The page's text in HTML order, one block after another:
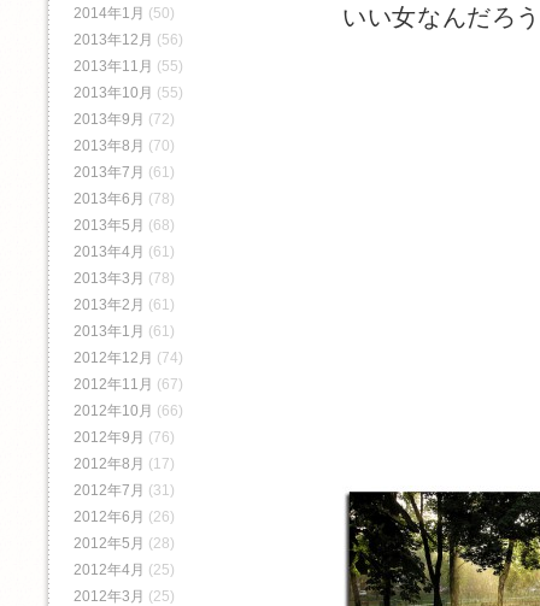
いい女なんだろ
2014年1月 (50)
2013年12月 (56)
2013年11月 (55)
2013年10月 (55)
2013年9月 (72)
2013年8月 (70)
2013年7月 (61)
2013年6月 (78)
2013年5月 (68)
2013年4月 (61)
2013年3月 (78)
2013年2月 (61)
2013年1月 (61)
2012年12月 (74)
2012年11月 (67)
2012年10月 (66)
2012年9月 (76)
2012年8月 (17)
2012年7月 (31)
2012年6月 (26)
2012年5月 (28)
2012年4月 (25)
2012年3月 (25)